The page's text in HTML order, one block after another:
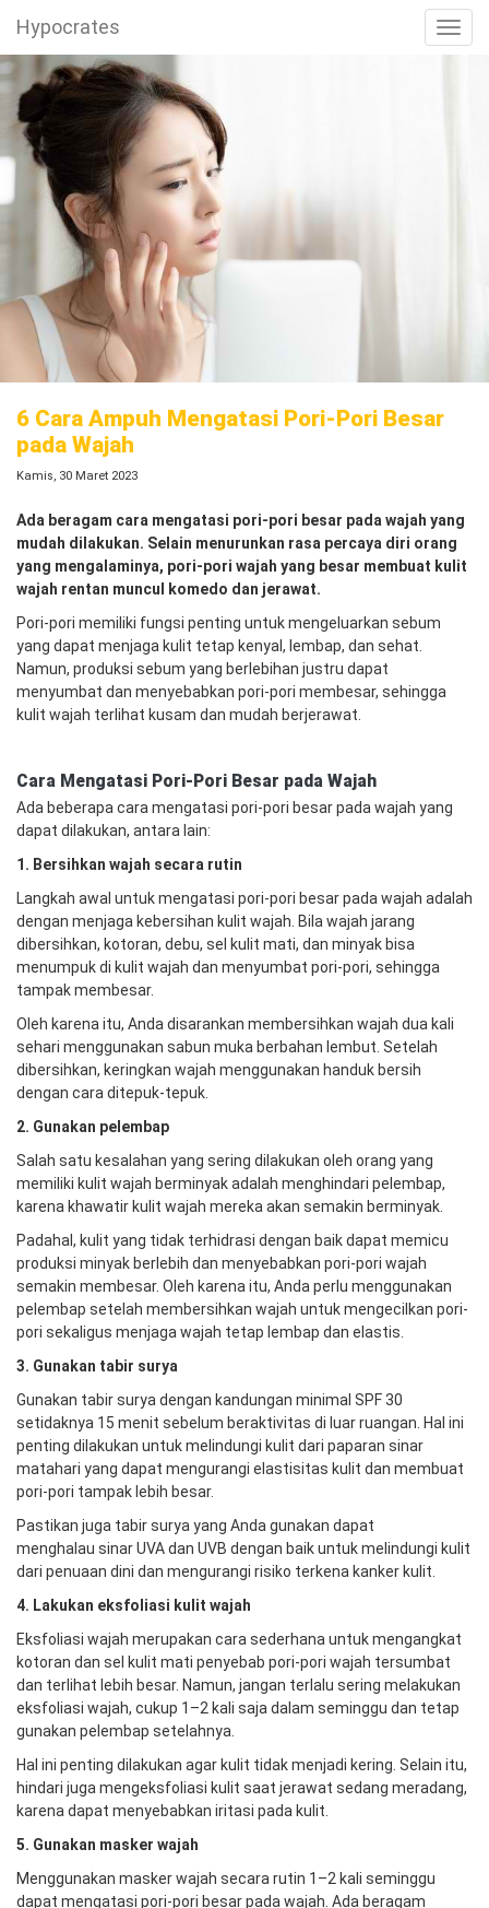
Hypocrates
6 Cara Ampuh Mengatasi Pori-Pori Besar
pada Wajah
Kamis, 30 Maret 2023
Ada beragam cara mengatasi pori-pori besar pada wajah yang
mudah dilakukan. Selain menurunkan rasa percaya diri orang
yang mengalaminya, pori-pori wajah yang besar membuat kulit
wajah rentan muncul komedo dan jerawat.
Pori-pori memiliki fungsi penting untuk mengeluarkan sebum
yang dapat menjaga kulit tetap kenyal, lembap, dan sehat.
Namun, produksi sebum yang berlebihan justru dapat
menyumbat dan menyebabkan pori-pori membesar, sehingga
kulit wajah terlihat kusam dan mudah berjerawat.
Cara Mengatasi Pori-Pori Besar pada Wajah
Ada beberapa cara mengatasi pori-pori besar pada wajah yang
dapat dilakukan, antara lain:
1. Bersihkan wajah secara rutin
Langkah awal untuk mengatasi pori-pori besar pada wajah adalah
dengan menjaga kebersihan kulit wajah. Bila wajah jarang
dibersihkan, kotoran, debu, sel kulit mati, dan minyak bisa
menumpuk di kulit wajah dan menyumbat pori-pori, sehingga
tampak membesar.
Oleh karena itu, Anda disarankan membersihkan wajah dua kali
sehari menggunakan sabun muka berbahan lembut. Setelah
dibersihkan, keringkan wajah menggunakan handuk bersih
dengan cara ditepuk-tepuk.
2. Gunakan pelembap
Salah satu kesalahan yang sering dilakukan oleh orang yang
memiliki kulit wajah berminyak adalah menghindari pelembap,
karena khawatir kulit wajah mereka akan semakin berminyak.
Padahal, kulit yang tidak terhidrasi dengan baik dapat memicu
produksi minyak berlebih dan menyebabkan pori-pori wajah
semakin membesar. Oleh karena itu, Anda perlu menggunakan
pelembap setelah membersihkan wajah untuk mengecilkan pori-
pori sekaligus menjaga wajah tetap lembap dan elastis.
3. Gunakan tabir surya
Gunakan tabir surya dengan kandungan minimal SPF 30
setidaknya 15 menit sebelum beraktivitas di luar ruangan. Hal ini
penting dilakukan untuk melindungi kulit dari paparan sinar
matahari yang dapat mengurangi elastisitas kulit dan membuat
pori-pori tampak lebih besar.
Pastikan juga tabir surya yang Anda gunakan dapat
menghalau sinar UVA dan UVB dengan baik untuk melindungi kulit
dari penuaan dini dan mengurangi risiko terkena kanker kulit.
4. Lakukan eksfoliasi kulit wajah
Eksfoliasi wajah merupakan cara sederhana untuk mengangkat
kotoran dan sel kulit mati penyebab pori-pori wajah tersumbat
dan terlihat lebih besar. Namun, jangan terlalu sering melakukan
eksfoliasi wajah, cukup 1–2 kali saja dalam seminggu dan tetap
gunakan pelembap setelahnya.
Hal ini penting dilakukan agar kulit tidak menjadi kering. Selain itu,
hindari juga mengeksfoliasi kulit saat jerawat sedang meradang,
karena dapat menyebabkan iritasi pada kulit.
5. Gunakan masker wajah
Menggunakan masker wajah secara rutin 1–2 kali seminggu
dapat mengatasi pori-pori besar pada wajah. Ada beragam